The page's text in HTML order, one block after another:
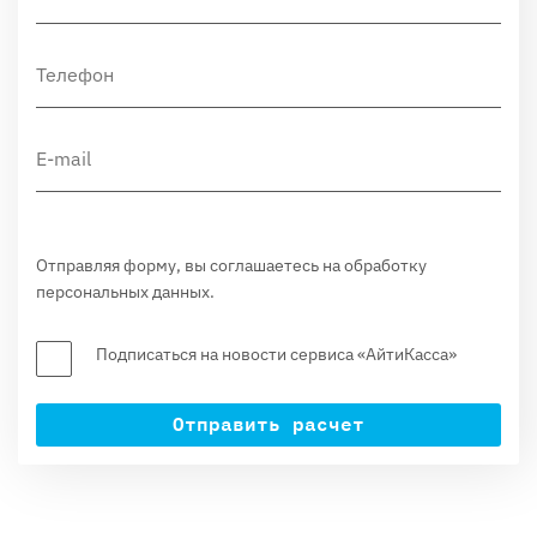
Отправляя форму, вы соглашаетесь на обработку
персональных данных.
Подписаться на новости сервиса «АйтиКасса»
Отправить расчет